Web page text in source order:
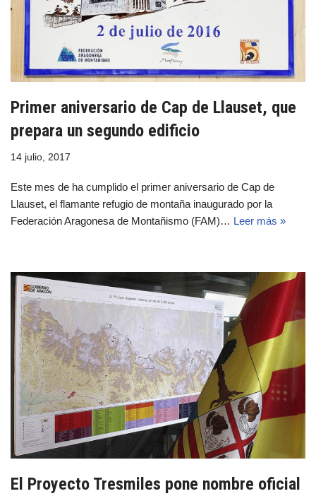
Primer aniversario de Cap de Llauset, que
prepara un segundo edificio
14 julio, 2017
Este mes de ha cumplido el primer aniversario de Cap de
Llauset, el flamante refugio de montaña inaugurado por la
Federación Aragonesa de Montañismo (FAM)… Leer más »
El Proyecto Tresmiles pone nombre oficial